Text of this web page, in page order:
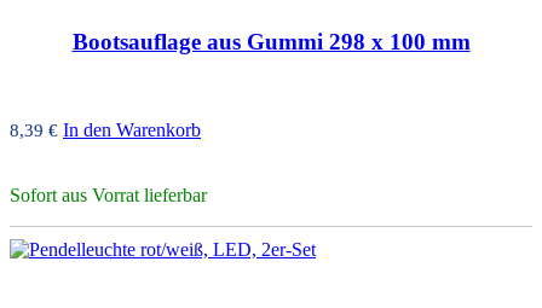
Bootsauflage aus Gummi 298 x 100 mm
8,39 € In den Warenkorb
Sofort aus Vorrat lieferbar